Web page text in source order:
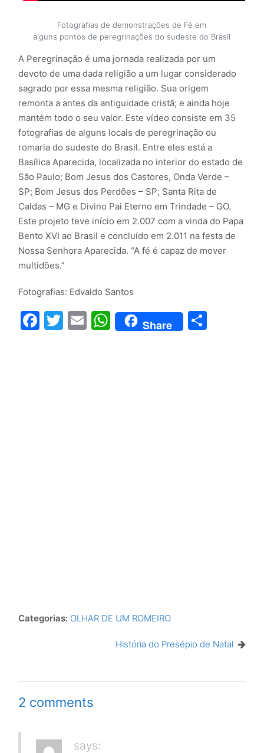
Fotografias de demonstrações de Fé em
alguns pontos de peregrinações do sudeste do Brasil
A Peregrinação é uma jornada realizada por um
devoto de uma dada religião a um lugar considerado
sagrado por essa mesma religião. Sua origem
remonta a antes da antiguidade cristã; e ainda hoje
mantém todo o seu valor. Este vídeo consiste em 35
fotografias de alguns locais de peregrinação ou
romaria do sudeste do Brasil. Entre eles está a
Basílica Aparecida, localizada no interior do estado de
São Paulo; Bom Jesus dos Castores, Onda Verde –
SP; Bom Jesus dos Perdões – SP; Santa Rita de
Caldas – MG e Divino Pai Eterno em Trindade – GO.
Este projeto teve início em 2.007 com a vinda do Papa
Bento XVI ao Brasil e concluído em 2.011 na festa de
Nossa Senhora Aparecida. “A fé é capaz de mover
multidões.”
Fotografias: Edvaldo Santos
Facebook
Twitter
EmailWhatsApp
Share
Categorias: OLHAR DE UM ROMEIRO
História do Presépio de Natal
2 comments
says: